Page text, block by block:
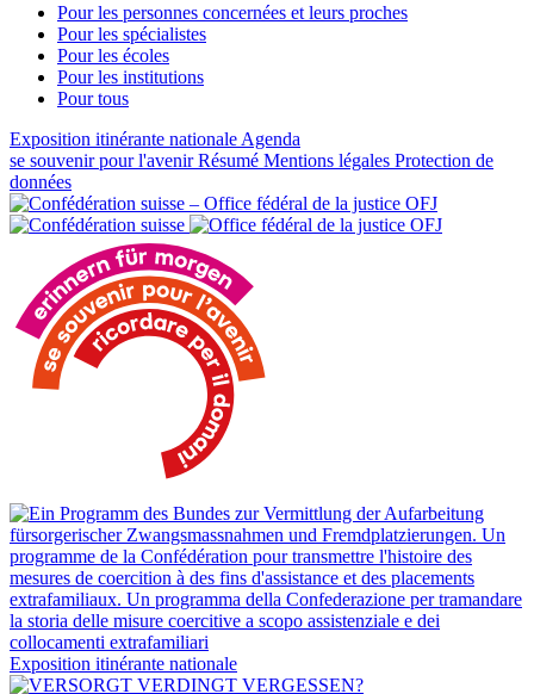
Pour les personnes concernées et leurs proches
Pour les spécialistes
Pour les écoles
Pour les institutions
Pour tous
Exposition itinérante nationale Agenda
se souvenir pour l'avenirRésumé Mentions légales Protection de
données
Exposition itinérante nationale